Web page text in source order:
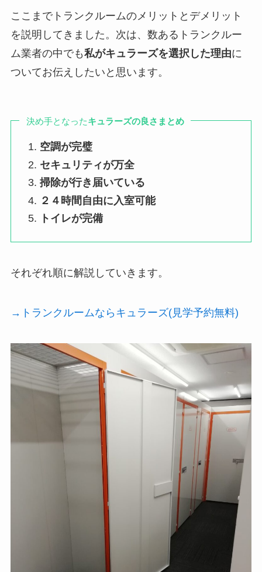
ここまでトランクルームのメリットとデメリット
を説明してきました。次は、数あるトランクルー
ム業者の中でも私がキュラーズを選択した理由に
ついてお伝えしたいと思います。
決め手となったキュラーズの良さまとめ
空調が完璧
セキュリティが万全
掃除が行き届いている
２４時間自由に入室可能
トイレが完備
それぞれ順に解説していきます。
→トランクルームならキュラーズ(見学予約無料)